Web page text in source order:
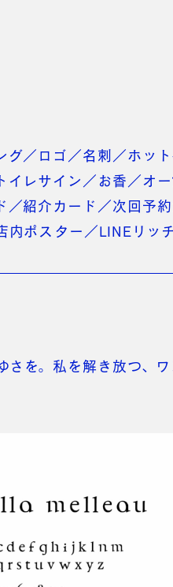
グ／ロゴ／名刺／ホッ
イレサイン／お香／オ
／紹介カード／次回予
内ポスター／LINEリッ
を。私を解き放つ、